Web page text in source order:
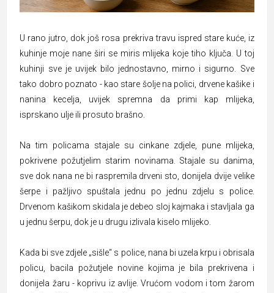
U rano jutro, dok još rosa prekriva travu ispred stare kuće, iz
kuhinje moje nane širi se miris mlijeka koje tiho ključa. U toj
kuhinji sve je uvijek bilo jednostavno, mirno i sigurno. Sve
tako dobro poznato - kao stare šolje na polici, drvene kašike i
nanina kecelja, uvijek spremna da primi kap mlijeka,
isprskano ulje ili prosuto brašno.
Na tim policama stajale su cinkane zdjele, pune mlijeka,
pokrivene požutjelim starim novinama. Stajale su danima,
sve dok nana ne bi raspremila drveni sto, donijela dvije velike
šerpe i pažljivo spuštala jednu po jednu zdjelu s police.
Drvenom kašikom skidala je debeo sloj kajmaka i stavljala ga
u jednu šerpu, dok je u drugu izlivala kiselo mlijeko.
Kada bi sve zdjele „sišle“ s police, nana bi uzela krpu i obrisala
policu, bacila požutjele novine kojima je bila prekrivena i
donijela žaru - koprivu iz avlije. Vrućom vodom i tom žarom